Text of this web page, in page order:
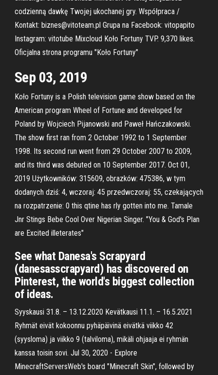
codzienną dawkę Twojej ukochanej gry. Współpraca /
Kontakt: biznes@vitoteam.pl Grupa na Facebook: vitopapito
Instagram: vitotube Mixcloud Koło Fortuny TVP. 9,370 likes.
Oficjalna strona programu "Koło Fortuny"
Sep 03, 2019
Koło Fortuny is a Polish television game show based on the
American program Wheel of Fortune and developed for
Poland by Wojciech Pijanowski and Paweł Hańczakowski.
The show first ran from 2 October 1992 to 1 September
1998. Its second run went from 29 October 2007 to 2009,
and its third was debuted on 10 September 2017. Oct 01,
2019 Użytkowników: 315609, obrazków: 475386, w tym
dodanych dziś: 4, wczoraj: 45 przedwczoraj: 55, czekających
na rozpatrzenie: 0 this qtine has rly gotten into me. Tamale
Jnr Stings Bebe Cool Over Nigerian Singer. "You & God's Plan
are Excited illeterates"
See what Danesa's Scrapyard
(danesasscrapyard) has discovered on
Pinterest, the world's biggest collection
of ideas.
Syyskausi 31.8. – 13.12.2020 Kevätkausi 11.1. – 16.5.2021
Ryhmät eivät kokoonnu pyhäpäivinä eivätkä viikko 42
(syysloma) ja viikko 9 (talviloma), mikäli ohjaaja ei ryhmän
kanssa toisin sovi. Jul 30, 2020 - Explore
MinecraftServersWeb's board "Minecraft Skin", followed by